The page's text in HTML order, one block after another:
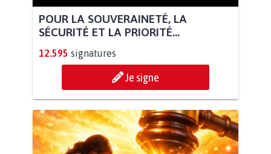
POUR LA SOUVERAINETÉ, LA
SÉCURITÉ ET LA PRIORITÉ...
12.595 signatures
Je signe